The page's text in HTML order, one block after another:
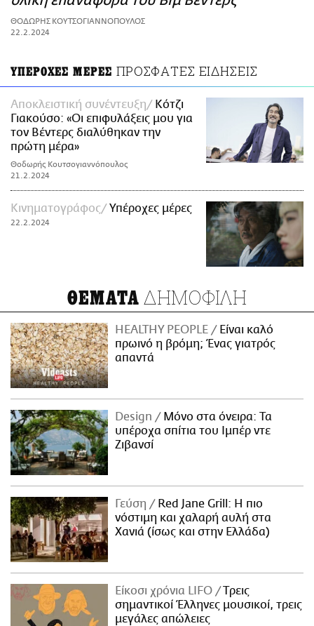
ΑΜΠΑ
PRINT
ΘΟΔΩΡΗΣ ΚΟΥΤΣΟΓΙΑΝΝΟΠΟΥΛΟΣ
22.2.2024
ΥΠΕΡΟΧΕΣ ΜΕΡΕΣ ΠΡΟΣΦΑΤΕΣ ΕΙΔΗΣΕΙΣ
Αποκλειστική συνέντευξη
Κότζι
Γιακούσο: «Οι επιφυλάξεις μου για
τον Βέντερς διαλύθηκαν την
πρώτη μέρα»
Θοδωρής Κουτσογιαννόπουλος
21.2.2024
Κινηματογράφος Υπέροχες μέρες
22.2.2024
ΘΕΜΑΤΑ ΔΗΜΟΦΙΛΗ
HEALTHY PEOPLE
Είναι καλό
πρωινό η βρόμη; Ένας γιατρός
απαντά
Design
Μόνο στα όνειρα: Τα
υπέροχα σπίτια του Ιμπέρ ντε
Ζιβανσί
Γεύση
Red Jane Grill: Η πιο
νόστιμη και χαλαρή αυλή στα
Χανιά (ίσως και στην Ελλάδα)
Είκοσι χρόνια LIFO
Tρεις
σημαντικοί Έλληνες μουσικοί, τρεις
μεγάλες απώλειες